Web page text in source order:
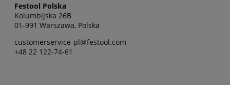
Festool Polska
Kolumbijska 26B
01-991 Warszawa, Polska
customerservice-pl@festool.com
+48 22 122-74-61